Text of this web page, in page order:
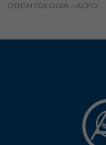
ODONTOLOGIA – ACFO.